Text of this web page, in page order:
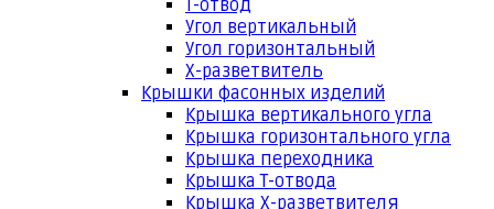
Т-отвод
Угол вертикальный
Угол горизонтальный
Х-разветвитель
Крышки фасонных изделий
Крышка вертикального угла
Крышка горизонтального угла
Крышка переходника
Крышка Т-отвода
Крышка Х-разветвителя